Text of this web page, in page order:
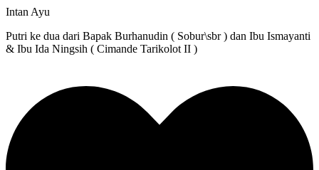
Intan Ayu
Putri ke dua dari Bapak Burhanudin ( Sobur\sbr ) dan Ibu Ismayanti
& Ibu Ida Ningsih ( Cimande Tarikolot II )